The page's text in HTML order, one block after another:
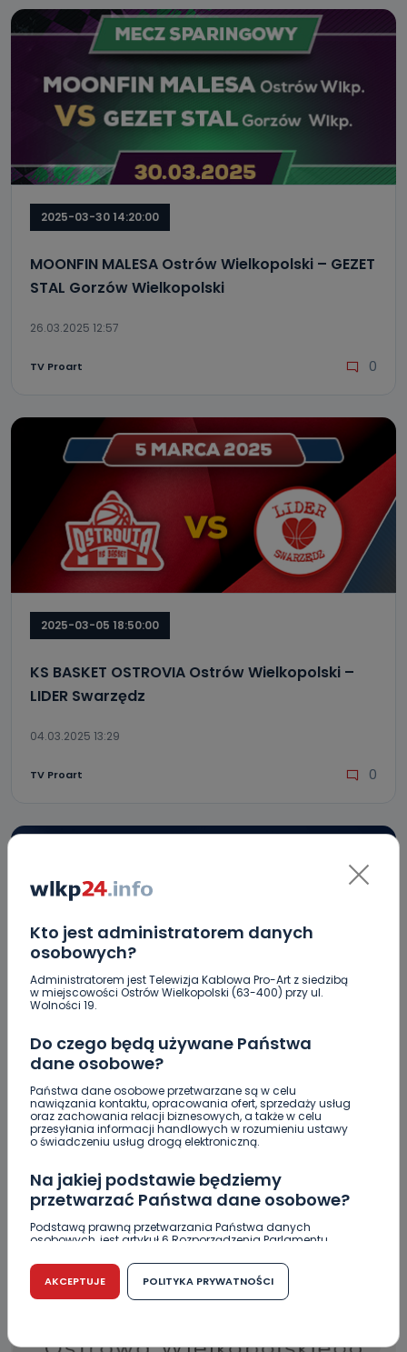
Kto jest administratorem danych
osobowych?
Administratorem jest Telewizja Kablowa Pro-Art z siedzibą
w miejscowości Ostrów Wielkopolski (63-400) przy ul.
Wolności 19.
Do czego będą używane Państwa
dane osobowe?
Państwa dane osobowe przetwarzane są w celu
nawiązania kontaktu, opracowania ofert, sprzedaży usług
oraz zachowania relacji biznesowych, a także w celu
przesyłania informacji handlowych w rozumieniu ustawy
o świadczeniu usług drogą elektroniczną.
Na jakiej podstawie będziemy
przetwarzać Państwa dane osobowe?
Podstawą prawną przetwarzania Państwa danych
osobowych, jest artykuł 6 Rozporządzenia Parlamentu
r. w sprawie ochrony osób fizycznych w związku z
przetwarzaniem danych osobowych w sprawie
swobodnego przepływu takich danych oraz uchylenia
dyrektywy 95/46/WE (RODO).
Czy jest możliwość cofnięcia zgody?
AKCEPTUJE POLITYKA PRYWATNOŚCI
2025-03-30 14:20:00
MOONFIN MALESA Ostrów Wielkopolski – GEZET
STAL Gorzów Wielkopolski
26.03.2025 12:57
TV Proart 0
2025-03-05 18:50:00
KS BASKET OSTROVIA Ostrów Wielkopolski –
LIDER Swarzędz
04.03.2025 13:29
TV Proart 0
KREMATORIUM – Głos Mieszkańców
27.02.2025 10:09